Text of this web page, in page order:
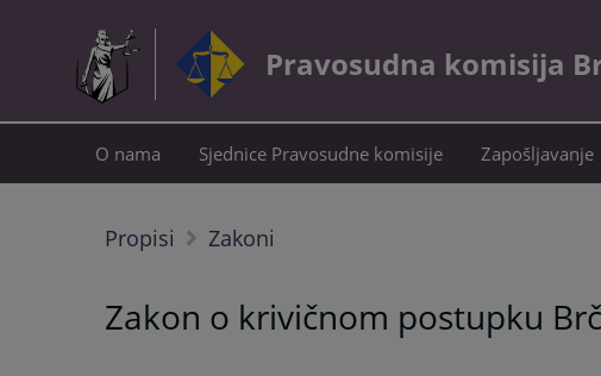
Pravosudna komisija
O nama Sjednice Pravosudne komisije Zapošljavanje
Propisi Zakoni
Zakon o krivičnom postupku